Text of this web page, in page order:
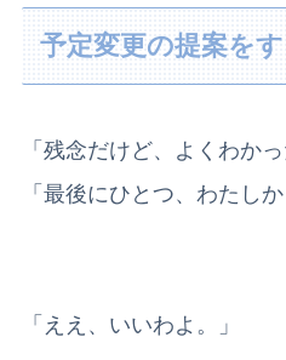
予定変更の提案をす
「残念だけど、よくわかっ
「最後にひとつ、わたし
「ええ、いいわよ。」